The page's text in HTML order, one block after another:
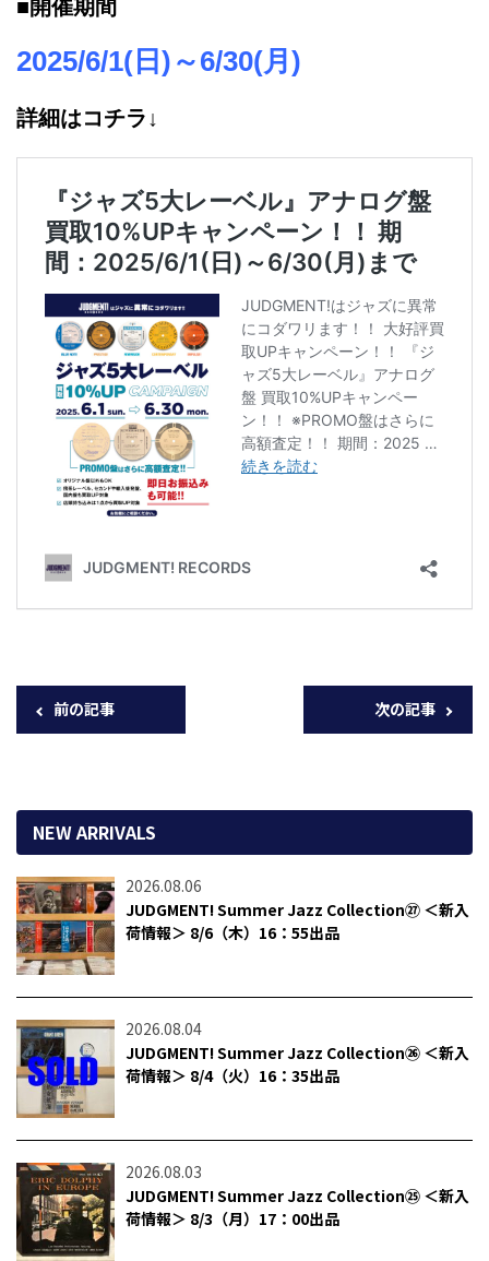
■開催期間
2025/6/1(日)～6/30(月)
詳細はコチラ↓
前の記事 次の記事
NEW ARRIVALS
2026.08.06
JUDGMENT! Summer Jazz Collection㉗ ＜新入
荷情報＞ 8/6（木）16：55出品
2026.08.04
JUDGMENT! Summer Jazz Collection㉖ ＜新入
荷情報＞ 8/4（火）16：35出品
2026.08.03
JUDGMENT! Summer Jazz Collection㉕ ＜新入
荷情報＞ 8/3（月）17：00出品